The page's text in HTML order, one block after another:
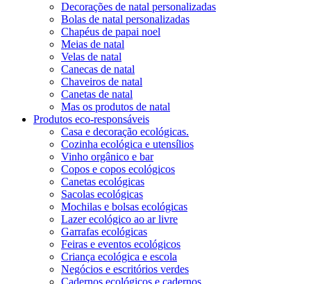
Decorações de natal personalizadas
Bolas de natal personalizadas
Chapéus de papai noel
Meias de natal
Velas de natal
Canecas de natal
Chaveiros de natal
Canetas de natal
Mas os produtos de natal
Produtos eco-responsáveis
Casa e decoração ecológicas.
Cozinha ecológica e utensílios
Vinho orgânico e bar
Copos e copos ecológicos
Canetas ecológicas
Sacolas ecológicas
Mochilas e bolsas ecológicas
Lazer ecológico ao ar livre
Garrafas ecológicas
Feiras e eventos ecológicos
Criança ecológica e escola
Negócios e escritórios verdes
Cadernos ecológicos e cadernos